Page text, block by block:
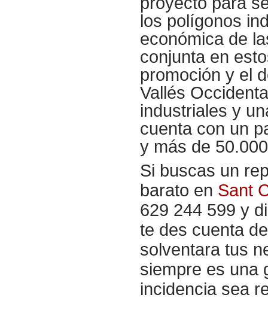
los polígonos
económica de
conjunta en
promoción y el
Vallés
industriales y
cuenta con un
y más de
Si buscas un
barato en Sant
629 244 599 y
te des cuenta
solventara tus
siempre es una
incidencia sea